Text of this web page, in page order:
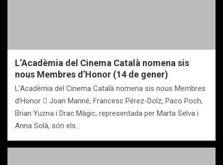
L’Acadèmia del Cinema Català nomena sis
nous Membres d’Honor (14 de gener)
L’Acadèmia del Cinema Català nomena sis nous Membres
d’Honor  Joan Mariné, Francesc Pérez-Dolz, Paco Poch,
Brian Yuzna i Drac Màgic, representada per Marta Selva i
Anna Solà, són els…